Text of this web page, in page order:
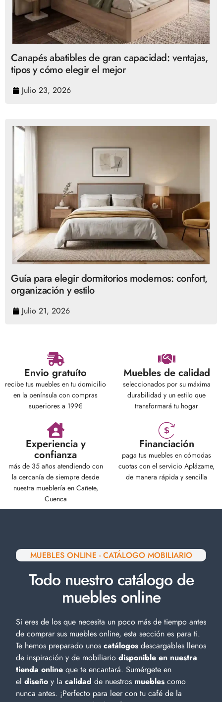
Canapés abatibles de gran capacidad: ventajas,
tipos y cómo elegir el mejor
Julio 23, 2026
Guía para elegir dormitorios modernos: confort,
organización y estilo
Julio 21, 2026
Envio gratuíto
recibe tus muebles en tu domicilio
en la península con compras
superiores a 199€
Muebles de calidad
seleccionados por su máxima
durabilidad y un estilo que
transformará tu hogar
Experiencia y
confianza
más de 35 años atendiendo con
la cercanía de siempre desde
nuestra mueblería en Cañete,
Cuenca
Financiación
paga tus muebles en cómodas
cuotas con el servicio Aplázame,
de manera rápida y sencilla
MUEBLES ONLINE - CATÁLOGO MOBILIARIO
Todo nuestro catálogo de
muebles online
Si eres de los que necesita un poco más de tiempo antes
de comprar sus muebles online, esta sección es para ti.
Te hemos preparado unos catálogos descargables llenos
de inspiración y de mobiliario disponible en nuestra
tienda online que te encantará. Sumérgete en
el diseño y la calidad de nuestros muebles como
nunca antes. ¡Perfecto para leer con tu café de la